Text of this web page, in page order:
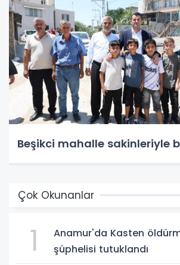
Beşikci mahalle sakinleriyle
Çok Okunanlar
1
Anamur'da Kasten
şüphelisi tutuklandı